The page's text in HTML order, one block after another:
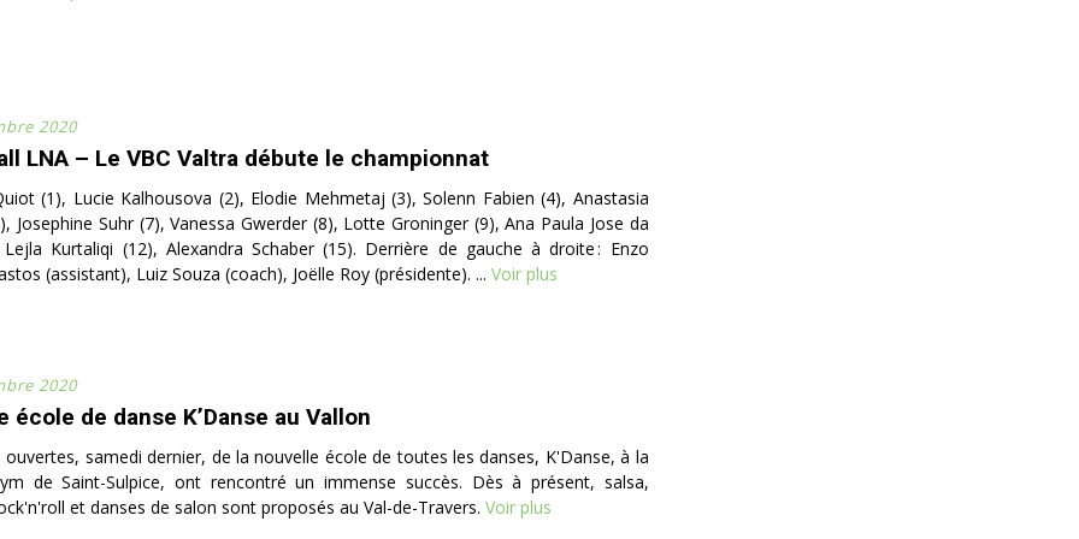
2020
LNA – Le VBC Valtra débute le championnat
(1), Lucie Kalhousova (2), Elodie Mehmetaj (3), Solenn Fabien (4), Anastasia
Josephine Suhr (7), Vanessa Gwerder (8), Lotte Groninger (9), Ana Paula Jose da
Kurtaliqi (12), Alexandra Schaber (15). Derrière de gauche à droite : Enzo
(assistant), Luiz Souza (coach), Joëlle Roy (présidente). ... Voir plus
2020
école de danse K’Danse au Vallon
samedi dernier, de la nouvelle école de toutes les danses, K'Danse, à la
de Saint-Sulpice, ont rencontré un immense succès. Dès à présent, salsa,
et danses de salon sont proposés au Val-de-Travers. Voir plus